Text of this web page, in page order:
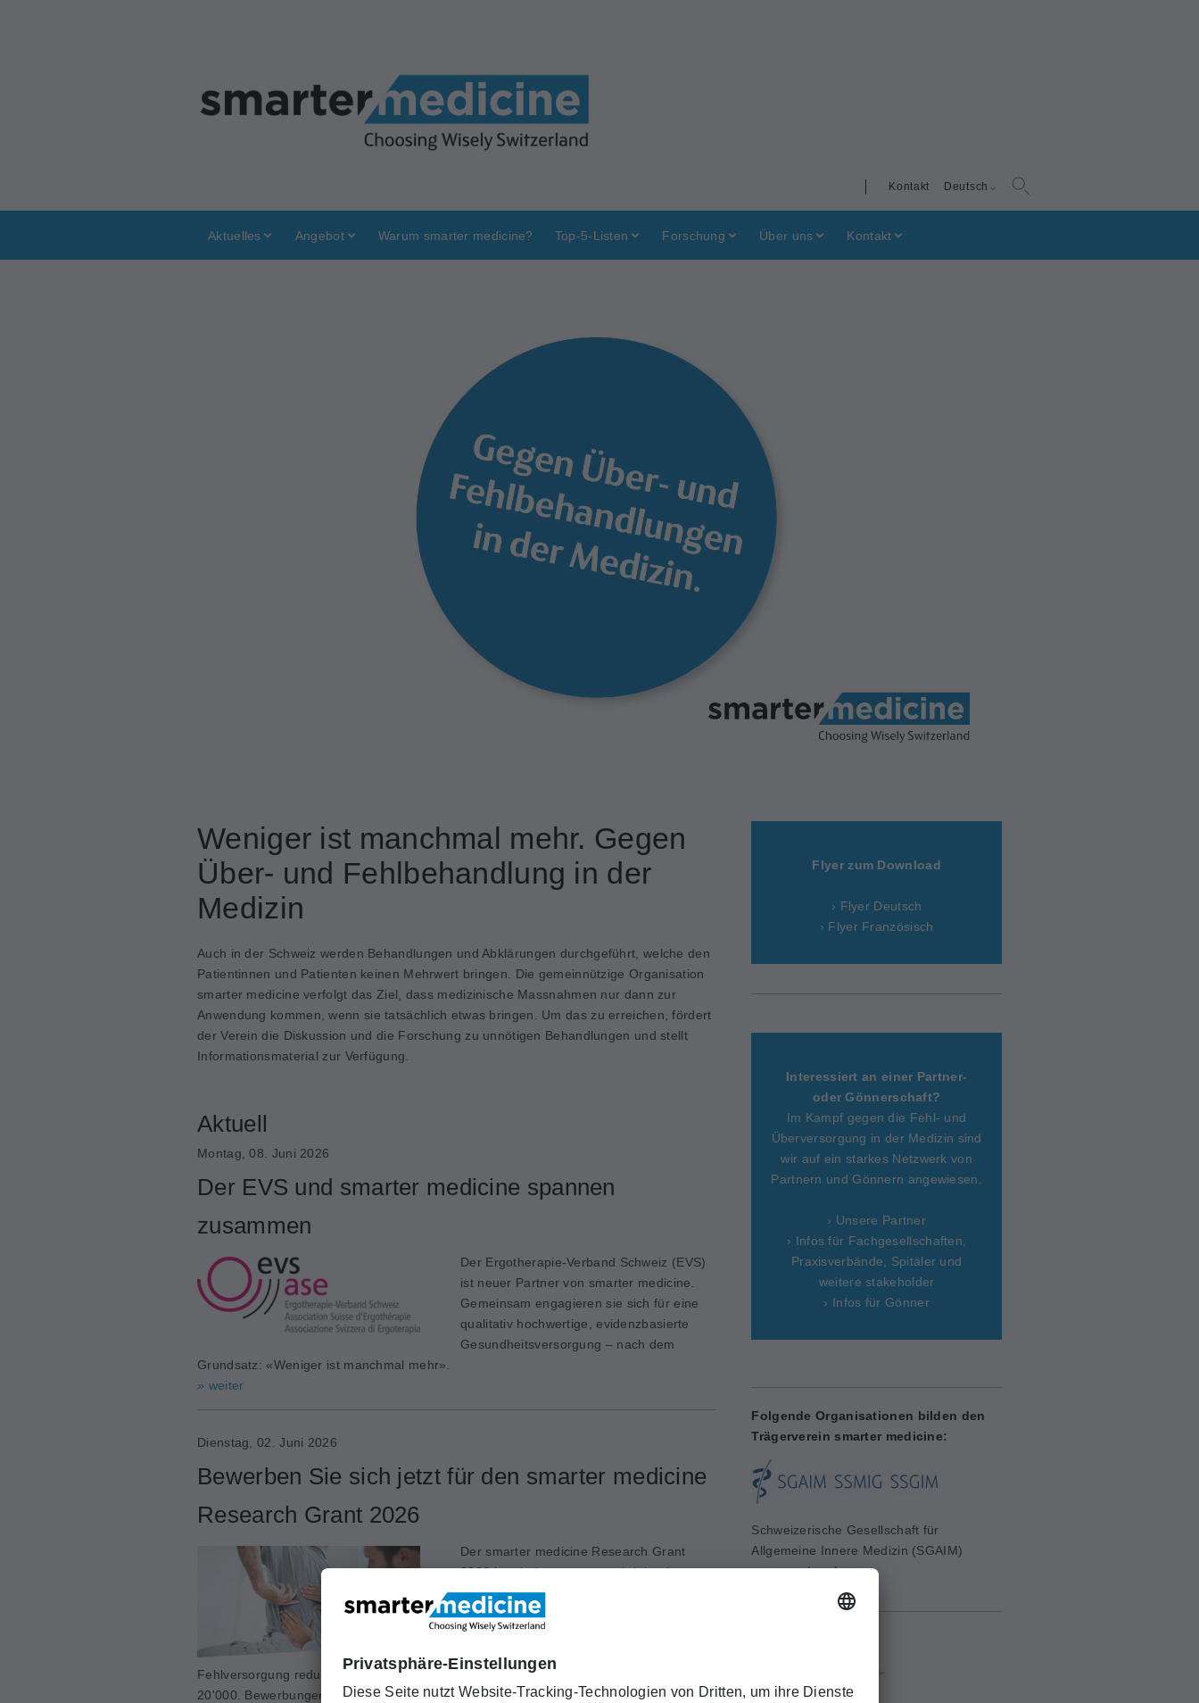
Deutsch
Kontakt
Aktuelles Angebot Warum smarter medicine? Top-5-Listen Forschung Über uns Kontakt
Weniger ist manchmal mehr. Gegen
Über- und Fehlbehandlung in der
Medizin
Auch in der Schweiz werden Behandlungen und Abklärungen durchgeführt, welche den
Patientinnen und Patienten keinen Mehrwert bringen. Die gemeinnützige Organisation
smarter medicine verfolgt das Ziel, dass medizinische Massnahmen nur dann zur
Anwendung kommen, wenn sie tatsächlich etwas bringen. Um das zu erreichen, fördert
der Verein die Diskussion und die Forschung zu unnötigen Behandlungen und stellt
Informationsmaterial zur Verfügung.
Aktuell
Montag, 08. Juni 2026
Der EVS und smarter medicine spannen
zusammen
Der Ergotherapie-Verband Schweiz (EVS)
ist neuer Partner von smarter medicine.
Gemeinsam engagieren sie sich für eine
qualitativ hochwertige, evidenzbasierte
Gesundheitsversorgung – nach dem
Grundsatz: «Weniger ist manchmal mehr».
» weiter
Dienstag, 02. Juni 2026
Bewerben Sie sich jetzt für den smarter medicine
Research Grant 2026
Der smarter medicine Research Grant
2026 ist wiederum ausgeschrieben!
Gesucht werden Forschungsprojekte zum
Schwerpunktthema «Deprescription», die
zu einer besseren, evidenzbasierten
Fehlversorgung reduzieren. Unterstützt werden bis zu drei Projekte mit je maximal CHF
20'000. Bewerbungen können noch bis zum 21. August 2026 eingereicht werden.
Flyer zum Download
› Flyer Deutsch
› Flyer Französisch
Interessiert an einer Partner-
oder Gönnerschaft?
Im Kampf gegen die Fehl- und
Überversorgung in der Medizin sind
wir auf ein starkes Netzwerk von
Partnern und Gönnern angewiesen.
› Unsere Partner
› Infos für Fachgesellschaften,
Praxisverbände, Spitäler und
weitere stakeholder
› Infos für Gönner
Folgende Organisationen bilden den
Trägerverein smarter medicine:
Schweizerische Gesellschaft für
Allgemeine Innere Medizin (SGAIM)
www.sgaim.ch